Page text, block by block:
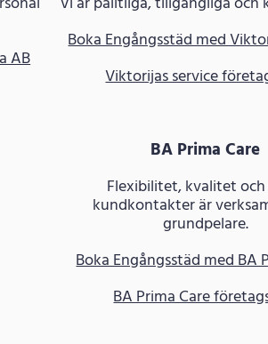
AB
Boka Engångsstäd med
Viktorijas service
BA Prima Care
Flexibilitet, kvalitet
kundkontakter är
grundpelare.
Boka Engångsstäd med BA
BA Prima Care